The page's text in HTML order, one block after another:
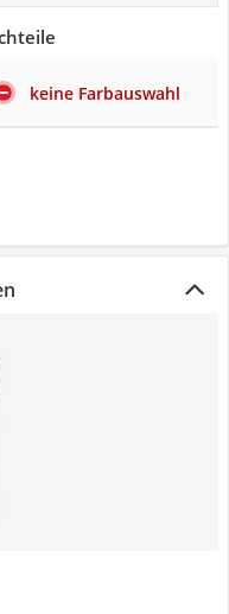
keine Farbauswahl